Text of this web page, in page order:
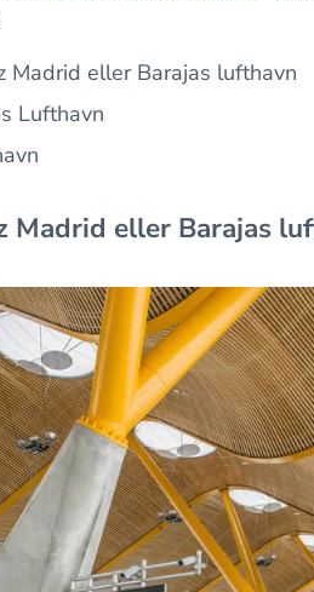
Madrid eller Barajas lufthavn
Lufthavn
Madrid eller Barajas